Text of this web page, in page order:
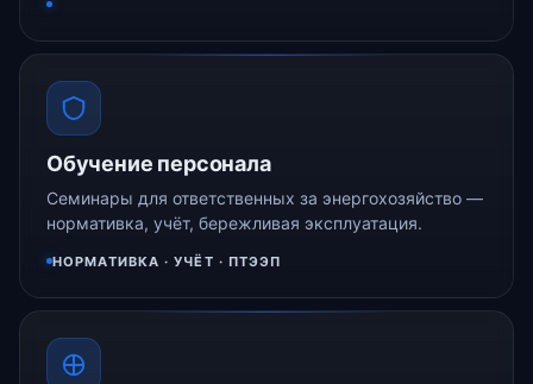
Обучение персонала
Семинары для ответственных за энергохозяйство —
нормативка, учёт, бережливая эксплуатация.
НОРМАТИВКА · УЧЁТ · ПТЭЭП